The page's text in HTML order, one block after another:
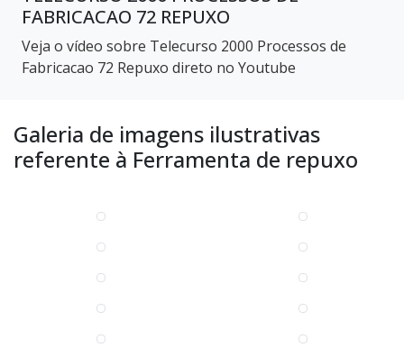
FABRICACAO 72 REPUXO
Veja o vídeo sobre Telecurso 2000 Processos de
Fabricacao 72 Repuxo direto no Youtube
Galeria de imagens ilustrativas
referente à Ferramenta de repuxo